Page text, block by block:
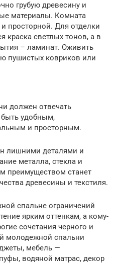
грубую древесину и
материалы. Комната
просторной. Для отделки
краска светлых тонов, а в
– ламинат. Оживить
пушистых ковриков или
должен отвечать
удобным,
и просторным.
лишними деталями и
металла, стекла и
преимуществом станет
древесины и текстиля.
спальне ограничений
ярким оттенкам, а кому-
сочетания черного и
молодежной спальни
мебель —
водяной матрас, декор